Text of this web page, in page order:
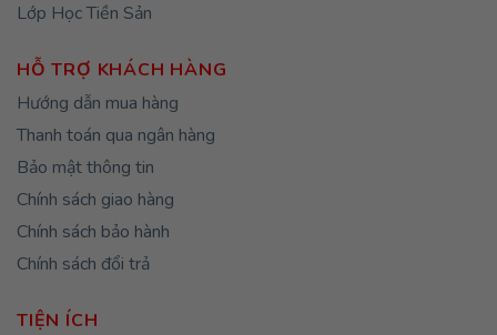
Lớp Học Tiền Sản
HỖ TRỢ KHÁCH HÀNG
Hướng dẫn mua hàng
Thanh toán qua ngân hàng
Bảo mật thông tin
Chính sách giao hàng
Chính sách bảo hành
Chính sách đổi trả
TIỆN ÍCH